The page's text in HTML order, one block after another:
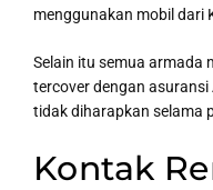
menggunakan mobil dari
Selain itu semua armada
tercover dengan asuransi
tidak diharapkan selama
Kontak